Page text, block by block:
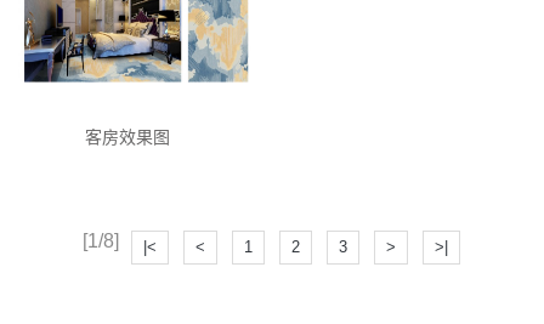
客房效果图
[1/8] |< < 1 2 3 > >|